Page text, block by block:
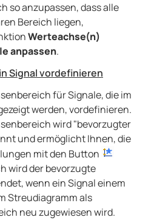
so anzupassen, dass alle
Bereich liegen,
Werteachse(n)
anpassen.
Signal vordefinieren
für Signale, die im
werden, vordefinieren.
wird "bevorzugter
und ermöglicht Ihnen, die
mit den Button
wird der bevorzugte
wenn ein Signal einem
Streudiagramm als
neu zugewiesen wird.